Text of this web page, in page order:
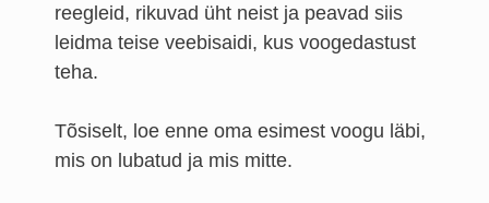
reegleid, rikuvad üht neist ja peavad siis
leidma teise veebisaidi, kus voogedastust
teha.
Tõsiselt, loe enne oma esimest voogu läbi,
mis on lubatud ja mis mitte.